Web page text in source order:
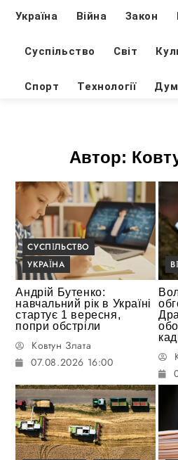
Україна Війна Закон
Суспільство Світ
Спорт Технології
Автор:
СУСПІЛЬСТВО
УКРАЇНА
Андрій Бутенко:
навчальний рік в Україні
стартує 1 вересня,
попри обстріли
Ковтун Злата
07.08.2026 16:00